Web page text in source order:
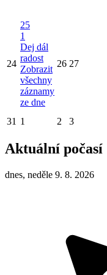
24
25
1
Dej dál
radost
Zobrazit
všechny
záznamy
ze dne
26 27
31 1 2 3
Aktuální počasí
dnes, neděle 9. 8. 2026